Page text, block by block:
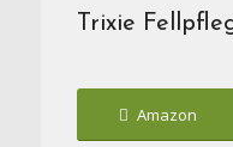
Trixie
Amazon